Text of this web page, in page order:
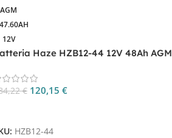
AGM
47.60AH
12V
Haze HZB12-44 12V 48Ah AGM
€ 120,15 €
HZB12-44